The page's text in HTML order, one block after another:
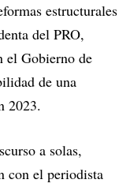
estructurales
del PRO,
el Gobierno de
de una
2023.
a solas,
con el periodista